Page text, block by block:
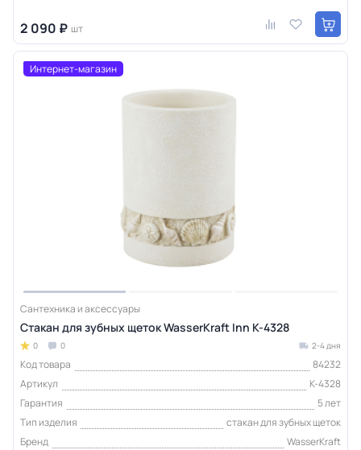
2 090 ₽ шт
Интернет-магазин
Сантехника и аксессуары
Стакан для зубных щеток WasserKraft Inn K-4328
0 0 2-4 дня
Код товара
84232
Артикул
K-4328
Гарантия
5 лет
Тип изделия
стакан для зубных щеток
Бренд
WasserKraft